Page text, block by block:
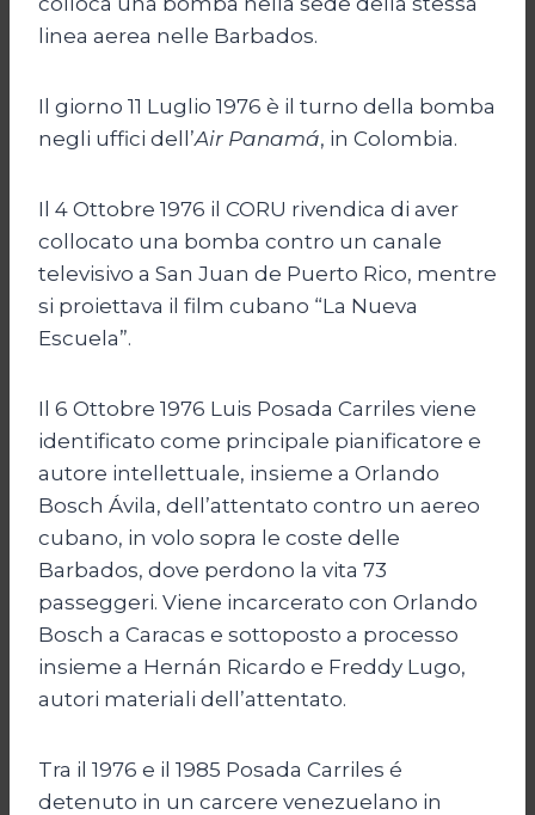
linea aerea nelle Barbados.
Il giorno 11 Luglio 1976 è il turno della bomba
negli uffici dell’Air Panamá, in Colombia.
Il 4 Ottobre 1976 il CORU rivendica di aver
collocato una bomba contro un canale
televisivo a San Juan de Puerto Rico, mentre
si proiettava il film cubano “La Nueva
Escuela”.
Il 6 Ottobre 1976 Luis Posada Carriles viene
identificato come principale pianificatore e
autore intellettuale, insieme a Orlando
Bosch Ávila, dell’attentato contro un aereo
cubano, in volo sopra le coste delle
Barbados, dove perdono la vita 73
passeggeri. Viene incarcerato con Orlando
Bosch a Caracas e sottoposto a processo
insieme a Hernán Ricardo e Freddy Lugo,
autori materiali dell’attentato.
Tra il 1976 e il 1985 Posada Carriles é
detenuto in un carcere venezuelano in